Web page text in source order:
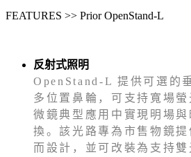
FEATURES >> Prior OpenStand-L
反射式照明
OpenStand-L 提供可選的
多位置鼻輪，可支持寬場
微鏡典型應用中實現明場
換。該光路專為市售物鏡
而設計，並可改裝為支持雙